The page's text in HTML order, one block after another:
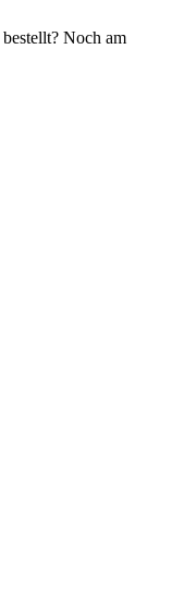
bestellt? Noch am